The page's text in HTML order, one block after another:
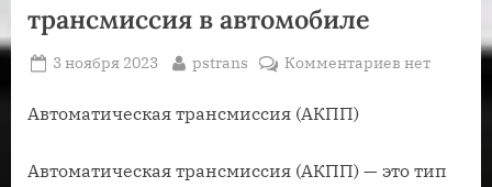
трансмиссия в автомобиле
Posted
3 ноября 2023 By
pstrans Комментариевкнет
Автоматическая трансмиссия (АКПП)
Автоматическая трансмиссия (АКПП) — это тип